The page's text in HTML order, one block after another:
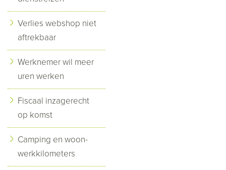
Verlies webshop niet
aftrekbaar
Werknemer wil meer
uren werken
Fiscaal inzagerecht
op komst
Camping en woon-
werkkilometers